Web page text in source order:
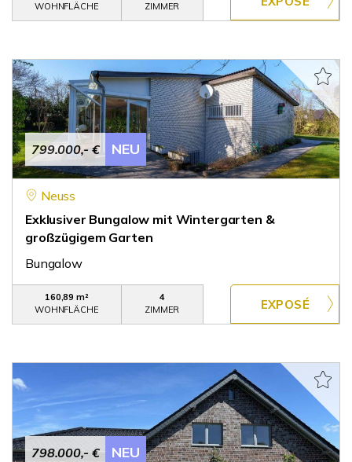
WOHNFLÄCHE
ZIMMER
799.000,- € NEU
Neuss
Exklusiver Bungalow mit Wintergarten &
großzügigem Garten
Bungalow
160,89 m²
WOHNFLÄCHE
4
ZIMMER
798.000,- € NEU